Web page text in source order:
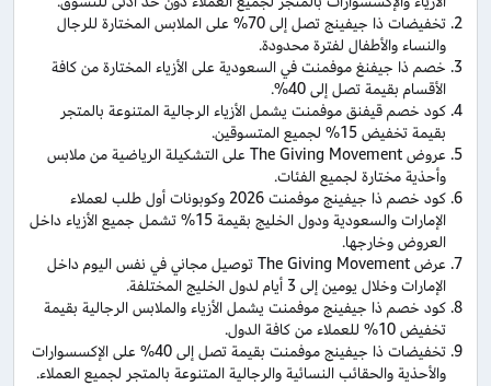
تخفيضات ذا جيفينج تصل إلى 70% على الملابس المختارة للرجال
والنساء والأطفال لفترة محدودة.
خصم ذا جيفنغ موفمنت في السعودية على الأزياء المختارة من كافة
الأقسام بقيمة تصل إلى 40%.
كود خصم قيفنق موفمنت يشمل الأزياء الرجالية المتنوعة بالمتجر
بقيمة تخفيض 15% لجميع المتسوقين.
عروض The Giving Movement على التشكيلة الرياضية من ملابس
وأحذية مختارة لجميع الفئات.
كود خصم ذا جيفينج موفمنت 2026 وكوبونات أول طلب لعملاء
الإمارات والسعودية ودول الخليج بقيمة 15% تشمل جميع الأزياء داخل
العروض وخارجها.
عرض The Giving Movement توصيل مجاني في نفس اليوم داخل
الإمارات وخلال يومين إلى 3 أيام لدول الخليج المختلفة.
كود خصم ذا جيفينج موفمنت يشمل الأزياء والملابس الرجالية بقيمة
تخفيض 10% للعملاء من كافة الدول.
تخفيضات ذا جيفينج موفمنت بقيمة تصل إلى 40% على الإكسسوارات
والأحذية والحقائب النسائية والرجالية المتنوعة بالمتجر لجميع العملاء.